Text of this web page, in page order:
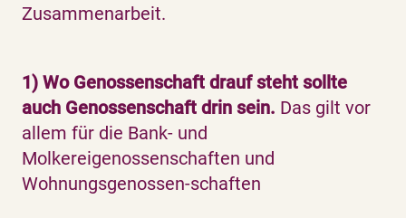
Zusammenarbeit.
1) Wo Genossenschaft drauf steht sollte
auch Genossenschaft drin sein. Das gilt vor
allem für die Bank- und
Molkereigenossenschaften und
Wohnungsgenossen-schaften